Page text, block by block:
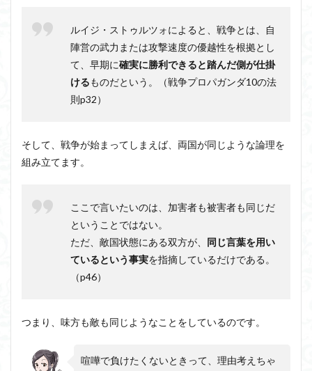
⑦人
トと
プロ
パガ
アフ
ズム
とは
ルイジ・ストゥルツォによると、戦争とは、自
陣営の武力または攻撃速度の優越性を根拠とし
て、早期に確実に勝利できると踏んだ側が仕掛
けるものだという。（戦争プロパガンダ10の法
則p32）
そして、戦争が始まってしまえば、両国が同じような論理を
組み立てます。
ここで言いたいのは、加害者も被害者も同じだ
ということではない。
ただ、敵国状態にある双方が、 同じ言葉を用い
ているという事実を指摘しているだけである。
（p46）
つまり、味方も敵も同じようなことをしているのです。
喧嘩で負けたくないときって、理由考えちゃ